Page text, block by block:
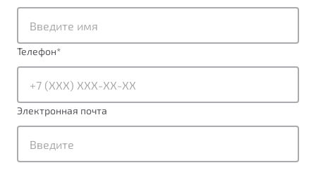
от 1 699 990 ₽*
Обзор В наличии
X70
Подробно
Автомобили в наличии
Тест-драйв
Спецпредложения
Будьте еще более уверены на дорогах с программой
Преимущества программы
Телефон*
Электронная почта